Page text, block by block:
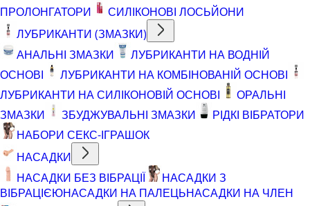
ПРОЛОНГАТОРИ
СИЛІКОНОВІ ЛОСЬЙОНИ
ЛУБРИКАНТИ (ЗМАЗКИ)
АНАЛЬНІ ЗМАЗКИ
ЛУБРИКАНТИ НА ВОДНІЙ
ОСНОВІ
ЛУБРИКАНТИ НА КОМБІНОВАНІЙ ОСНОВІ
ЛУБРИКАНТИ НА СИЛІКОНОВІЙ ОСНОВІ
ОРАЛЬНІ
ЗМАЗКИ
ЗБУДЖУВАЛЬНІ ЗМАЗКИ
РІДКІ ВІБРАТОРИ
НАБОРИ СЕКС-ІГРАШОК
НАСАДКИ
НАСАДКИ БЕЗ ВІБРАЦІЇ
НАСАДКИ З
ВІБРАЦІЄЮНАСАДКИ НА ПАЛЕЦЬНАСАДКИ НА ЧЛЕН